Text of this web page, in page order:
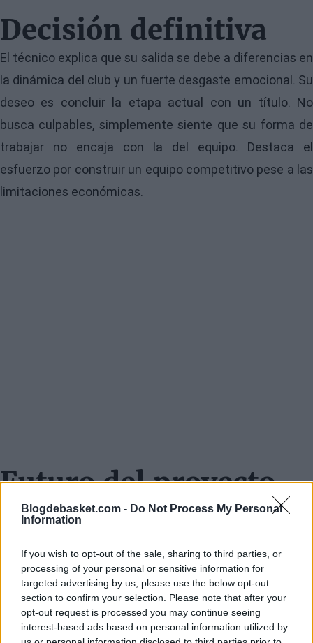
Blogdebasket.com - Do Not Process My Personal
Information
If you wish to opt-out of the sale, sharing to third parties, or
processing of your personal or sensitive information for
targeted advertising by us, please use the below opt-out
section to confirm your selection. Please note that after your
opt-out request is processed you may continue seeing
interest-based ads based on personal information utilized by
Decisión definitiva
El técnico explica que su salida se debe a diferencias en
la dinámica del club y un fuerte desgaste emocional. Su
deseo es concluir la etapa actual con un título. No
busca culpables, simplemente siente que su forma de
trabajar no encaja con la del equipo. Destaca el
esfuerzo por construir un equipo competitivo pese a las
limitaciones económicas.
Futuro del proyecto
Pese a su marcha, confía en que el equipo será muy
Reconoce no haber alcanzado los objetivos mínimos y
lamenta no llegar a los cuartos de final de laEuroliga
Aunque el desgaste ha sido significativo, deja abierta la
posibilidad de regresar en el futuro.